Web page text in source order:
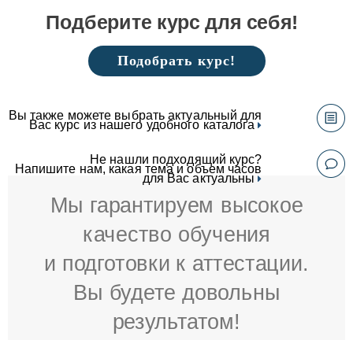
Подберите курс для себя!
Подобрать курс!
Вы также можете выбрать актуальный для
Вас курс из нашего удобного каталога
Не нашли подходящий курс?
Напишите нам, какая тема и объем часов
для Вас актуальны
Мы гарантируем высокое
качество обучения
и подготовки к аттестации.
Вы будете довольны
результатом!